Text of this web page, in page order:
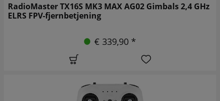
RadioMaster TX16S MK3 MAX AG02 Gimbals 2,4 GHz
ELRS FPV-fjernbetjening
€ 339,90 *